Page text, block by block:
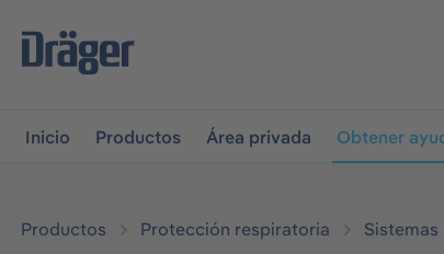
la navegación principal
Inicio Productos Área privada Obtener
Productos Protección respiratoria